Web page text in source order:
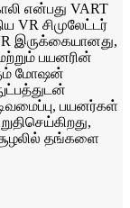
என்பது VART
VR சிமுலேட்டர்
இருக்கையானது,
பயனரின்
மோஷன்
பயனர்கள்
தங்களை